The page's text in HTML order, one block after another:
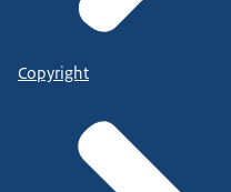
Copyright